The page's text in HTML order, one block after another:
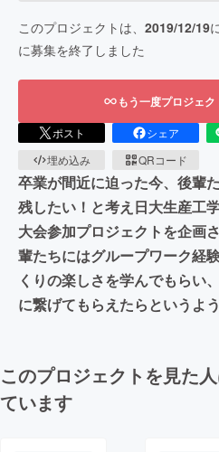
このプロジェクトは、 2019/12/19
に募集を終了しました
もう一度プロジェ
ポスト シェア
埋め込み
QRコード
卒業が間近に迫った今、後輩
残したい！と考え日大生産工
大会参加プロジェクトを企画
輩たちにはグループワーク経
くりの楽しさを学んでもらい
に繋げてもらえたらというよ
このプロジェクトを見た
ています